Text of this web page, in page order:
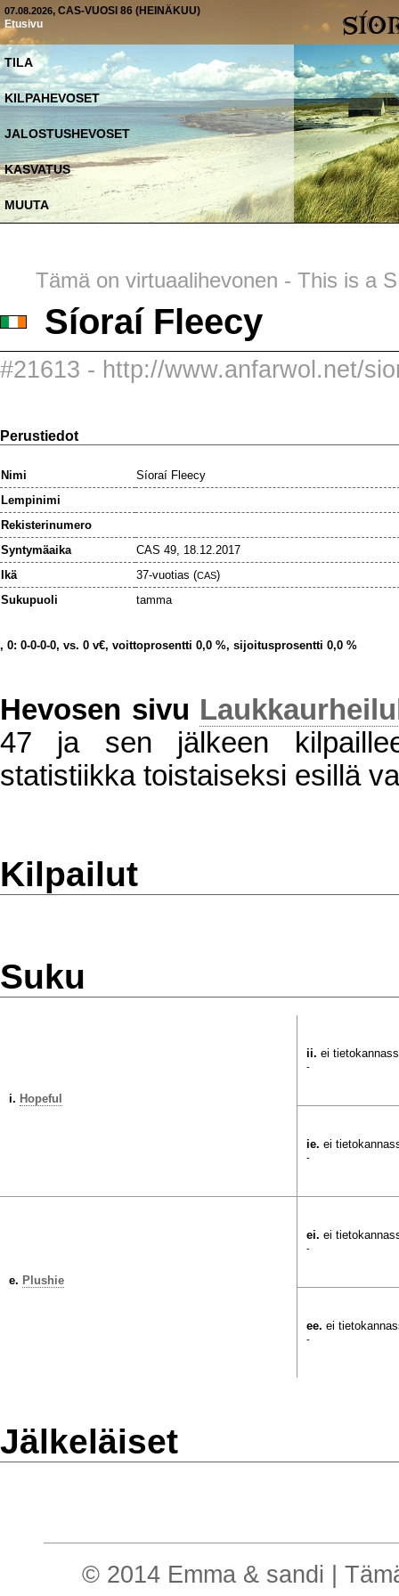
07.08.2026, CAS-VUOSI 86 (HEINÄKUU)
Etusivu
TILA
KILPAHEVOSET
JALOSTUSHEVOSET
KASVATUS
MUUTA
Tämä on virtuaalihevonen - This is a
Síoraí Fleecy
#21613 - http://www.anfarwol.net/
Perustiedot
Nimi
Síoraí Fleecy
Lempinimi
Rekisterinumero
Syntymäaika
CAS 49, 18.12.2017
Ikä
37-vuotias (CAS)
Sukupuoli
tamma
, 0: 0-0-0-0, vs. 0 v€, voittoprosentti 0,0 %, sijoitusprosentti 0,0 %
Hevosen sivu
47 ja sen jälkeen
statistiikka toistaiseksi esillä
Kilpailut
Suku
i. Hopeful
ii. ei
-
ie. ei
-
e. Plushie
ei. ei
-
ee. ei
-
Jälkeläiset
© 2014 Emma & sandi |